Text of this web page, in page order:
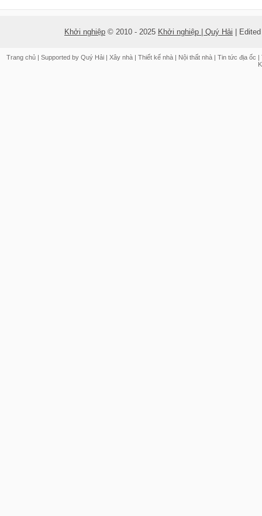
Khởi nghiệp © 2010 - 2025 Khởi nghiệp | Quý Hải |
Trang chủ | Supported by Quý Hải | Xây nhà | Thiết kế nhà | Nội thất nhà | Tin tức địa ốc |